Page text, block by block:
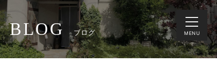
MENU
BLOG ブログ